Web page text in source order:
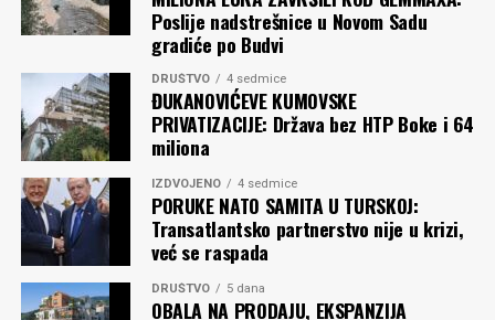
Poslije nadstrešnice u Novom Sadu
gradiće po Budvi
DRUŠTVO 4 sedmice
ĐUKANOVIĆEVE KUMOVSKE
PRIVATIZACIJE: Država bez HTP Boke i 64
miliona
IZDVOJENO 4 sedmice
PORUKE NATO SAMITA U TURSKOJ:
Transatlantsko partnerstvo nije u krizi,
već se raspada
DRUŠTVO 5 dana
OBALA NA PRODAJU, EKSPANZIJA